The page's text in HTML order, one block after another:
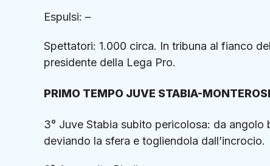
Espulsi: –
Spettatori: 1.000 circa. In tribuna al fianco
presidente della Lega Pro.
PRIMO TEMPO JUVE STABIA-
3° Juve Stabia subito pericolosa: da
deviando la sfera e togliendola dall’incrocio.